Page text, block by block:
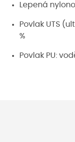
Lepená
Povlak UTS
%
Povlak PU: